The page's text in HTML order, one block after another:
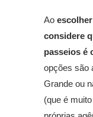
Ao
considere
passeios é
opções são
Grande ou
(que é